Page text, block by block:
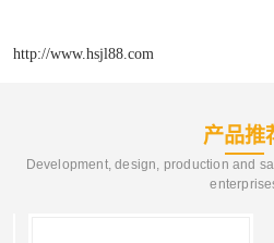
http://www.hsjl88.com
产品推
Development, design, production and